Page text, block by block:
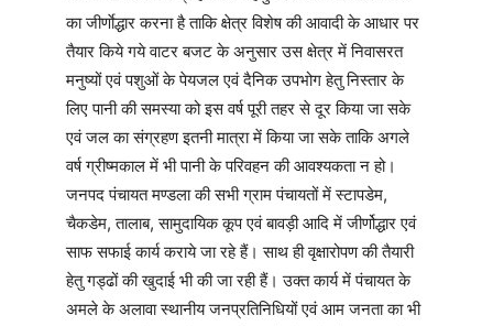
का जीर्णाेद्धार करना है ताकि क्षेत्र विशेष की आवादी के आधार पर
तैयार किये गये वाटर बजट के अनुसार उस क्षेत्र में निवासरत
मनुष्यों एवं पशुओं के पेयजल एवं दैनिक उपभोग हेतु निस्तार के
लिए पानी की समस्या को इस वर्ष पूरी तहर से दूर किया जा सके
एवं जल का संग्रहण इतनी मात्रा में किया जा सके ताकि अगले
वर्ष ग्रीष्मकाल में भी पानी के परिवहन की आवश्यकता न हो।
जनपद पंचायत मण्डला की सभी ग्राम पंचायतों में स्टापडेम,
चैकडेम, तालाब, सामुदायिक कूप एवं बावड़ी आदि में जीर्णोद्धार एवं
साफ सफाई कार्य कराये जा रहे हैं। साथ ही वृक्षारोपण की तैयारी
हेतु गड्ढों की खुदाई भी की जा रही हैं। उक्त कार्य में पंचायत के
अमले के अलावा स्थानीय जनप्रतिनिधियों एवं आम जनता का भी